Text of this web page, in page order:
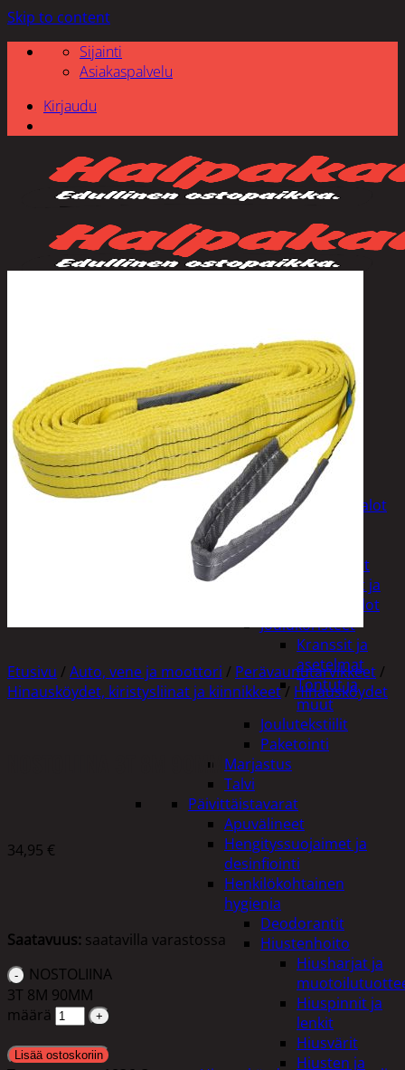
Skip to content
Sijainti
Asiakaspalvelu
Kirjaudu
Tuotevalikoima
Poistotuotteet
Kausituotteet
Joulu
Joulu- ja kausivalot
Kyntteliköt
Valoketjut ja
kuusenvalot
Joulukoristeet
Kranssit ja
asetelmat
Tontut ja
muut
Joulutekstiilit
Paketointi
Marjastus
Talvi
Päivittäistavarat
Apuvälineet
Hengityssuojaimet ja
desinfiointi
Henkilökohtainen
hygienia
Deodorantit
Hiustenhoito
Hiusharjat ja
Hiuspinnit ja
lenkit
Hiusvärit
Hiusten ja
Etusivu / Auto, vene ja moottori / Perävaunutarvikkeet /
Hinausköydet, kiristysliinat ja kiinnikkeet/ Hinausköydet
NOSTOLIINA 3T 8M 90MM
34,95 €
Saatavuus: saatavilla varastossa
NOSTOLIINA
3T 8M 90MM
määrä
Lisää ostoskoriin